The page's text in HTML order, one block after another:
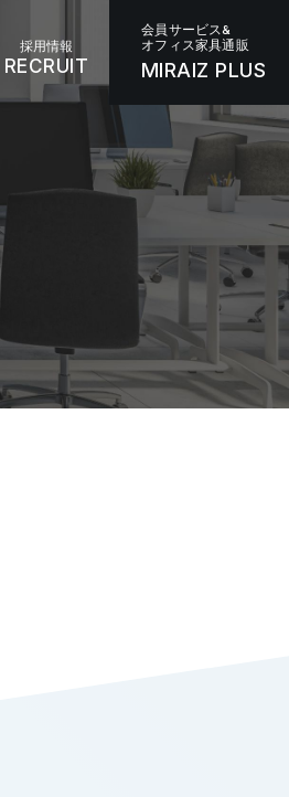
採用情報
RECRUIT
会員サービス&
オフィス家具通販
MIRAIZ PLUS